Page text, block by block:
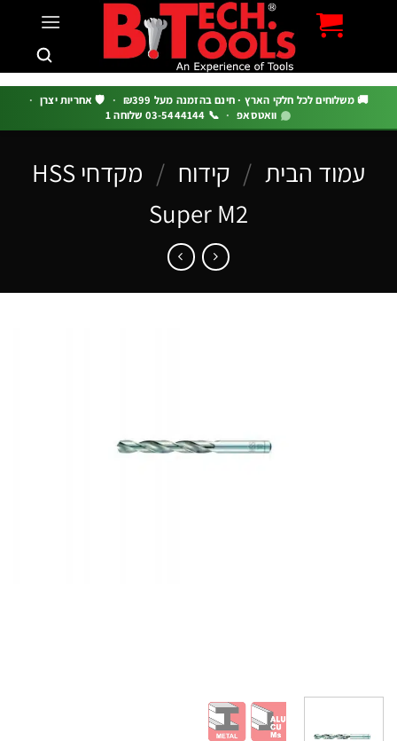
משלוחים לכל חלקי הארץ · חינם בהזמנה מעל ₪399 · 🛡️ אחריות יצרן ·
וואטסאפ · 📞 03-5444144 שלוחה 1
הבית / קידוח /
מקדחי HSS
Super M2